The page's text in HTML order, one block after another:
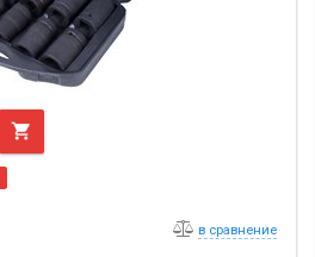

в сравнение